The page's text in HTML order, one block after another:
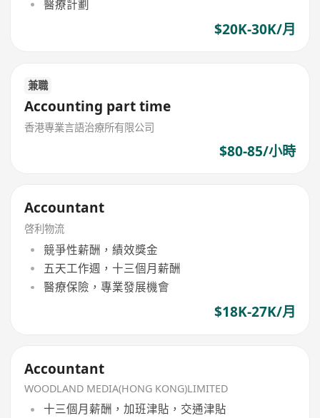
醫療計劃
$20K-30K/月
兼職
Accounting part time
香港專業言語治療所有限公司
$80-85/小時
Accountant
啓利物流
競爭性薪酬，績效獎金
五天工作週，十三個月薪酬
醫療保險，專業發展機會
$18K-27K/月
Accountant
WOODLAND MEDIA(HONG KONG)LIMITED
十三個月薪酬，加班津貼，交通津貼